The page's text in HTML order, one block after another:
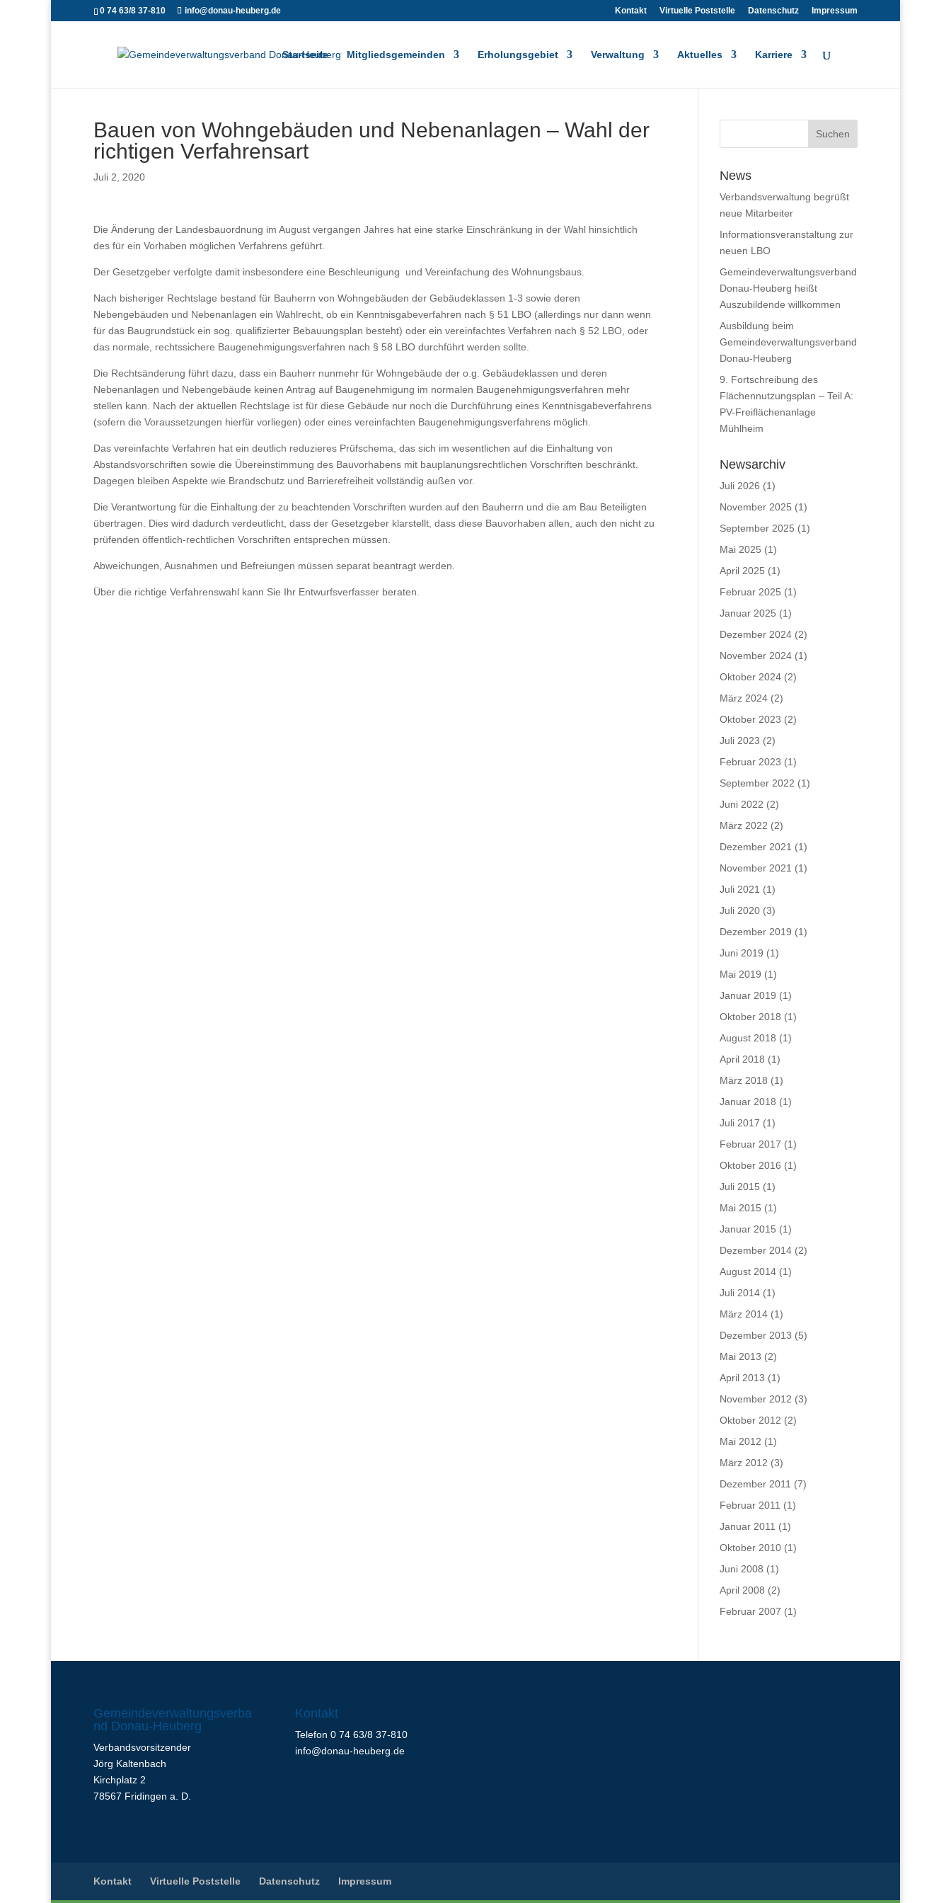
0 74 63/8 37-810 info@donau-heuberg.de Kontakt Virtuelle Poststelle Datenschutz Impressum
Startseite Mitgliedsgemeinden Erholungsgebiet Verwaltung Aktuelles Karriere
Bauen von Wohngebäuden und Nebenanlagen – Wahl der
richtigen Verfahrensart
Juli 2, 2020
Die Änderung der Landesbauordnung im August vergangen Jahres hat eine starke Einschränkung in der Wahl hinsichtlich
des für ein Vorhaben möglichen Verfahrens geführt.
Der Gesetzgeber verfolgte damit insbesondere eine Beschleunigung und Vereinfachung des Wohnungsbaus.
Nach bisheriger Rechtslage bestand für Bauherrn von Wohngebäuden der Gebäudeklassen 1-3 sowie deren
Nebengebäuden und Nebenanlagen ein Wahlrecht, ob ein Kenntnisgabeverfahren nach § 51 LBO (allerdings nur dann wenn
für das Baugrundstück ein sog. qualifizierter Bebauungsplan besteht) oder ein vereinfachtes Verfahren nach § 52 LBO, oder
das normale, rechtssichere Baugenehmigungsverfahren nach § 58 LBO durchführt werden sollte.
Die Rechtsänderung führt dazu, dass ein Bauherr nunmehr für Wohngebäude der o.g. Gebäudeklassen und deren
Nebenanlagen und Nebengebäude keinen Antrag auf Baugenehmigung im normalen Baugenehmigungsverfahren mehr
stellen kann. Nach der aktuellen Rechtslage ist für diese Gebäude nur noch die Durchführung eines Kenntnisgabeverfahrens
(sofern die Voraussetzungen hierfür vorliegen) oder eines vereinfachten Baugenehmigungsverfahrens möglich.
Das vereinfachte Verfahren hat ein deutlich reduzieres Prüfschema, das sich im wesentlichen auf die Einhaltung von
Abstandsvorschriften sowie die Übereinstimmung des Bauvorhabens mit bauplanungsrechtlichen Vorschriften beschränkt.
Dagegen bleiben Aspekte wie Brandschutz und Barrierefreiheit vollständig außen vor.
Die Verantwortung für die Einhaltung der zu beachtenden Vorschriften wurden auf den Bauherrn und die am Bau Beteiligten
übertragen. Dies wird dadurch verdeutlicht, dass der Gesetzgeber klarstellt, dass diese Bauvorhaben allen, auch den nicht zu
prüfenden öffentlich-rechtlichen Vorschriften entsprechen müssen.
Abweichungen, Ausnahmen und Befreiungen müssen separat beantragt werden.
Über die richtige Verfahrenswahl kann Sie Ihr Entwurfsverfasser beraten.
News
Verbandsverwaltung begrüßt
neue Mitarbeiter
Informationsveranstaltung zur
neuen LBO
Gemeindeverwaltungsverband
Donau-Heuberg heißt
Auszubildende willkommen
Ausbildung beim
Gemeindeverwaltungsverband
Donau-Heuberg
9. Fortschreibung des
Flächennutzungsplan – Teil A:
PV-Freiflächenanlage
Mühlheim
Newsarchiv
Juli 2026 (1)
November 2025 (1)
September 2025 (1)
Mai 2025 (1)
April 2025 (1)
Februar 2025 (1)
Januar 2025 (1)
Dezember 2024(2)
November 2024(1)
Oktober 2024(2)
März 2024(2)
Oktober 2023 (2)
Juli 2023 (2)
Februar 2023 (1)
September 2022 (1)
Juni 2022 (2)
März 2022 (2)
Dezember 2021 (1)
November 2021 (1)
Juli 2021 (1)
Juli 2020(3)
Dezember 2019 (1)
Juni 2019 (1)
Mai 2019 (1)
Januar 2019 (1)
Oktober 2018 (1)
August 2018 (1)
April 2018 (1)
März 2018 (1)
Januar 2018 (1)
Juli 2017 (1)
Februar 2017 (1)
Oktober 2016 (1)
Juli 2015 (1)
Mai 2015 (1)
Januar 2015 (1)
Dezember 2014(2)
August 2014(1)
Juli 2014(1)
März 2014(1)
Dezember 2013 (5)
Mai 2013 (2)
April 2013 (1)
November 2012 (3)
Oktober 2012 (2)
Mai 2012 (1)
März 2012 (3)
Dezember 2011 (7)
Februar 2011 (1)
Januar 2011 (1)
Oktober 2010(1)
Juni 2008 (1)
April 2008 (2)
Februar 2007 (1)
Gemeindeverwaltungsverba
nd Donau-Heuberg
Verbandsvorsitzender
Jörg Kaltenbach
Kirchplatz 2
78567 Fridingen a. D.
Kontakt
Telefon 0 74 63/8 37-810
info@donau-heuberg.de
Kontakt Virtuelle Poststelle Datenschutz Impressum